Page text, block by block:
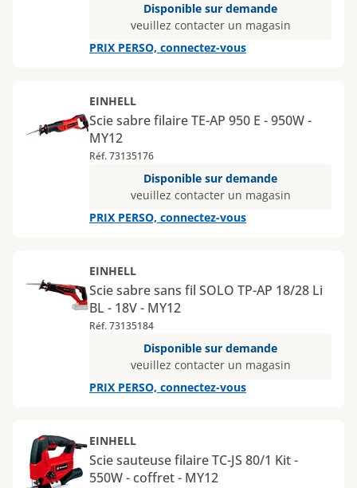
Disponible sur demande
veuillez contacter un magasin
PRIX PERSO, connectez-vous
EINHELL
Scie sabre filaire TE-AP 950 E - 950W -
MY12
Réf. 73135176
Disponible sur demande
veuillez contacter un magasin
PRIX PERSO, connectez-vous
EINHELL
Scie sabre sans fil SOLO TP-AP 18/28 Li
BL - 18V - MY12
Réf. 73135184
Disponible sur demande
veuillez contacter un magasin
PRIX PERSO, connectez-vous
EINHELL
Scie sauteuse filaire TC-JS 80/1 Kit -
550W - coffret - MY12